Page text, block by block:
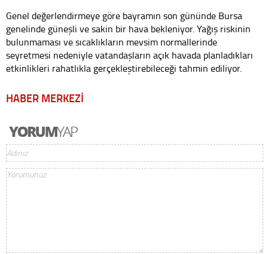
Genel değerlendirmeye göre bayramın son gününde Bursa
genelinde güneşli ve sakin bir hava bekleniyor. Yağış riskinin
bulunmaması ve sıcaklıkların mevsim normallerinde
seyretmesi nedeniyle vatandaşların açık havada planladıkları
etkinlikleri rahatlıkla gerçekleştirebileceği tahmin ediliyor.
HABER MERKEZİ